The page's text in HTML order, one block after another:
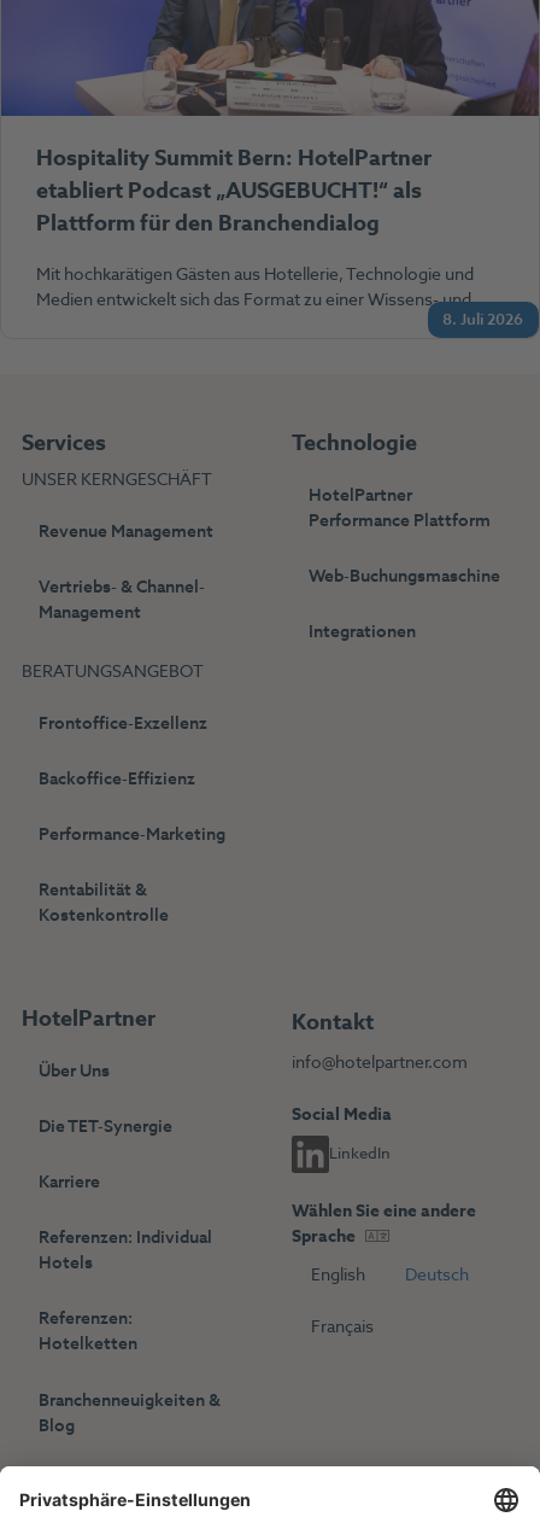
8. Juli 2026
Hospitality Summit Bern: HotelPartner
etabliert Podcast „AUSGEBUCHT!“ als
Plattform für den Branchendialog
Mit hochkarätigen Gästen aus Hotellerie, Technologie und
Medien entwickelt sich das Format zu einer Wissens- und…
Services
UNSER KERNGESCHÄFT
Revenue Management
Vertriebs- & Channel-
Management
BERATUNGSANGEBOT
Frontoffice-Exzellenz
Backoffice-Effizienz
Performance-Marketing
Rentabilität &
Kostenkontrolle
Technologie
HotelPartner
Performance Plattform
Web-Buchungsmaschine
Integrationen
HotelPartner
Über Uns
Die TET-Synergie
Karriere
Referenzen: Individual
Hotels
Referenzen:
Hotelketten
Branchenneuigkeiten &
Blog
Kontakt
info@hotelpartner.com
Social Media
LinkedIn
Wählen Sie eine andere
Sprache
English
Deutsch
Français